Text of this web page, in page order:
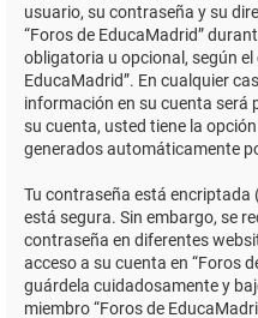
usuario, su contraseña y su
“Foros de EducaMadrid”
obligatoria u opcional, según el
EducaMadrid”. En cualquier
información en su cuenta será
su cuenta, usted tiene la
generados automáticamente
Tu contraseña está
está segura. Sin embargo, se
contraseña en diferentes
acceso a su cuenta en “Foros
guárdela cuidadosamente y
miembro “Foros de